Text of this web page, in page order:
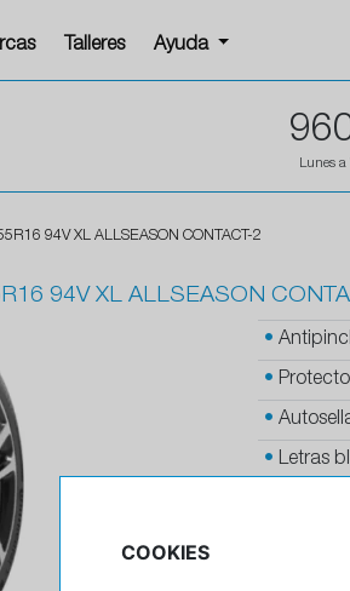
Talleres Ayuda
Lunes
94V XL ALLSEASON CONTACT-2
94V XL ALLSEASON
•
•
•
• Letras
COOKIES